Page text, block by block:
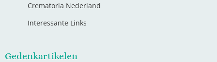
Crematoria Nederland
Interessante Links
Gedenkartikelen